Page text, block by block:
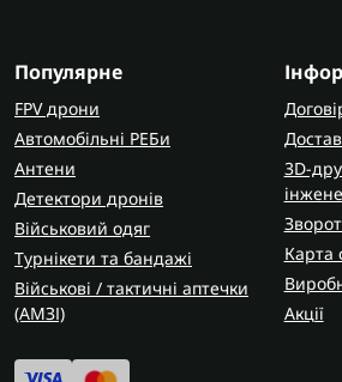
Популярне
FPV дрони
Автомобільні РЕБи
Антени
Детектори дронів
Військовий одяг
Турнікети та бандажі
Військові / тактичні аптечки
(AMЗІ)
3D-
Карта
Акції